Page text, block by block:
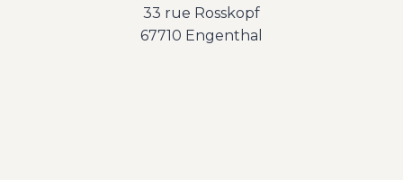
33 rue Rosskopf
67710 Engenthal